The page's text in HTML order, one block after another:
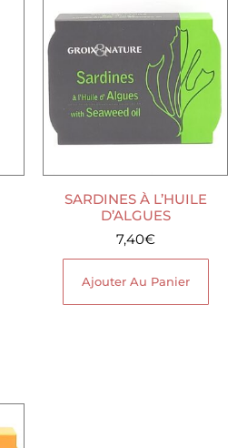
SARDINES À L’HUILE
D’ALGUES
7,40€
Ajouter Au Panier